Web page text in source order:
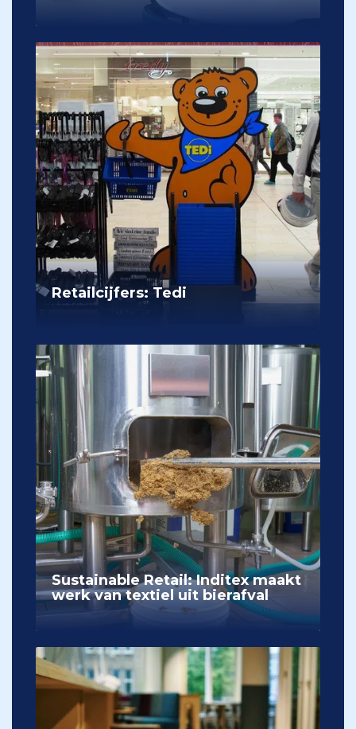
Retailcijfers: Tedi
Sustainable Retail: Inditex maakt
werk van textiel uit bierafval